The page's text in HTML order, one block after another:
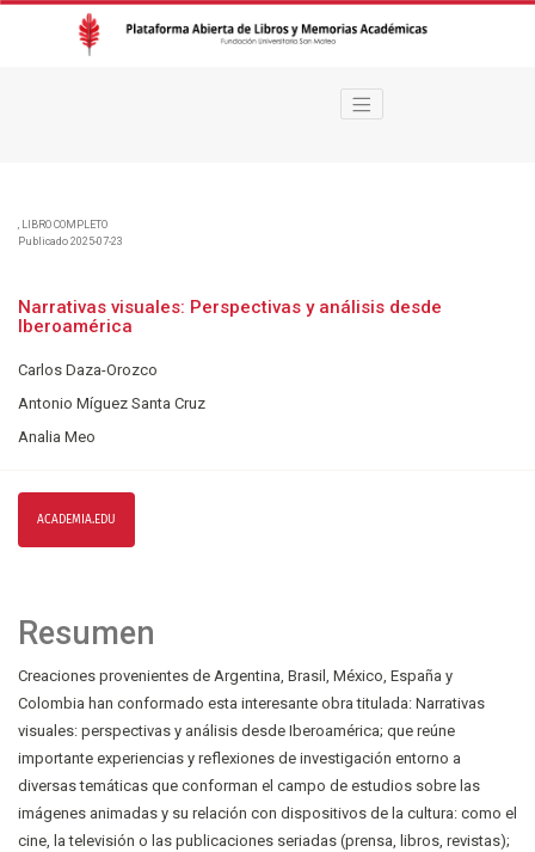
, LIBRO COMPLETO
Narrativas visuales: Perspectivas y análisis desde
Iberoamérica
Publicado 2025-07-23
Carlos Daza-Orozco
Antonio Míguez Santa Cruz
Analia Meo
ACADEMIA.EDU
Resumen
Creaciones provenientes de Argentina, Brasil, México, España y
Colombia han conformado esta interesante obra titulada: Narrativas
visuales: perspectivas y análisis desde Iberoamérica; que reúne
importante experiencias y reflexiones de investigación entorno a
diversas temáticas que conforman el campo de estudios sobre las
imágenes animadas y su relación con dispositivos de la cultura: como el
cine, la televisión o las publicaciones seriadas (prensa, libros, revistas);